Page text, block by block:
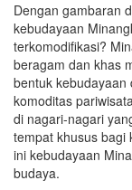
Dengan gambaran
kebudayaan
terkomodifikasi?
beragam dan khas
bentuk
komoditas
di nagari-nagari
tempat khusus bagi
ini kebudayaan
budaya.